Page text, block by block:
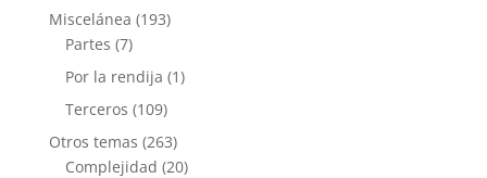
Miscelánea (193)
Partes (7)
Por la rendija (1)
Terceros (109)
Otros temas (263)
Complejidad (20)